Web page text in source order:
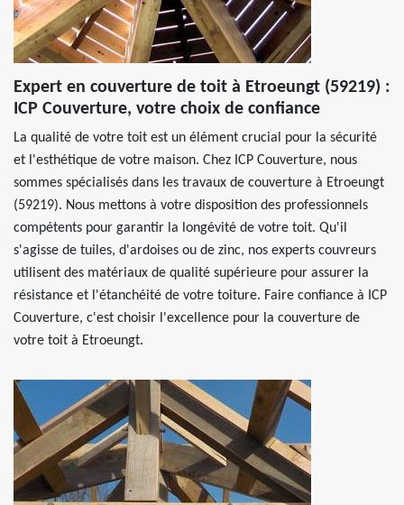
Expert en couverture de toit à Etroeungt (59219) :
ICP Couverture, votre choix de confiance
La qualité de votre toit est un élément crucial pour la sécurité
et l'esthétique de votre maison. Chez ICP Couverture, nous
sommes spécialisés dans les travaux de couverture à Etroeungt
(59219). Nous mettons à votre disposition des professionnels
compétents pour garantir la longévité de votre toit. Qu'il
s'agisse de tuiles, d'ardoises ou de zinc, nos experts couvreurs
utilisent des matériaux de qualité supérieure pour assurer la
résistance et l'étanchéité de votre toiture. Faire confiance à ICP
Couverture, c'est choisir l'excellence pour la couverture de
votre toit à Etroeungt.